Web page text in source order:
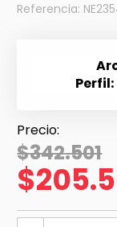
Referencia:
Perfil
$342.501
$205.